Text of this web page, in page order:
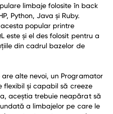
limbaje folosite în back
Python, Java și Ruby.
popular printre
este și el des folosit pentru a
din cadrul bazelor de
alte nevoi, un Programator
flexibil și capabil să creeze
aceștia trebuie neapărat să
a limbajelor pe care le